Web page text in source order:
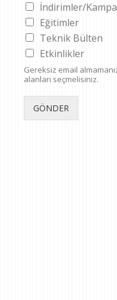
İndirimler/
Eğitimler
Teknik Bülten
Etkinlikler
Gereksiz email
alanları seçmelisiniz.
GÖNDER